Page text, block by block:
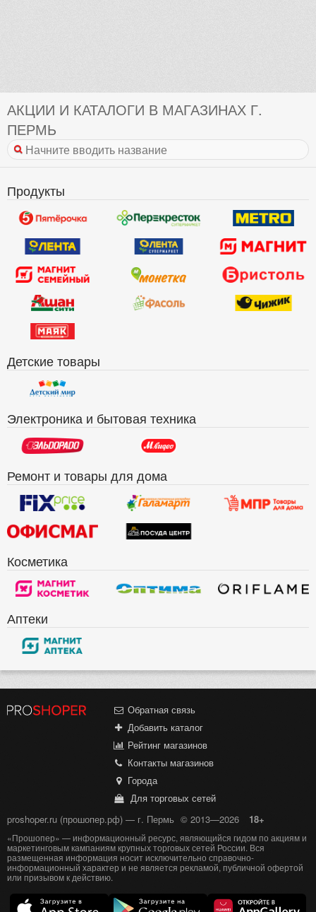
АКЦИИ И КАТАЛОГИ В МАГАЗИНАХ Г.
ПЕРМЬ
Продукты
Детские товары
Электроника и бытовая техника
Ремонт и товары для дома
Косметика
Аптеки
Обратная связь
Добавить каталог
Рейтинг магазинов
Контакты магазинов
Города
Для торговых сетей
proshoper.ru (прошопер.рф) — г. Пермь © 2013—2026 18+
«Прошопер» — информационный ресурс, являющийся гидом по акциям и
маркетинговым кампаниям крупных торговых сетей России. Вся
размещенная информация носит исключительно справочно-
информационный характер и не является рекламой, публичной офертой
или призывом к действию.